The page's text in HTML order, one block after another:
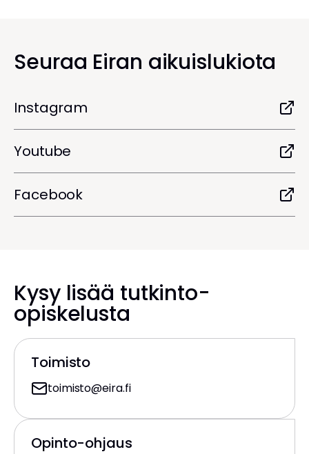
Seuraa Eiran aikuislukiota
Instagram
Youtube
Facebook
Kysy lisää tutkinto-
opiskelusta
Toimisto
toimisto@eira.fi
Opinto-ohjaus